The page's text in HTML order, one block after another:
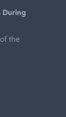
During
the